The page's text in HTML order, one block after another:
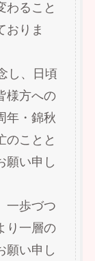
わること
おりま
し、日頃
様方への
年・錦秋
のことと
願い申し
一歩づつ
り一層の
願い申し